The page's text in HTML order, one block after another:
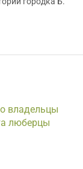
владельцы
люберцы